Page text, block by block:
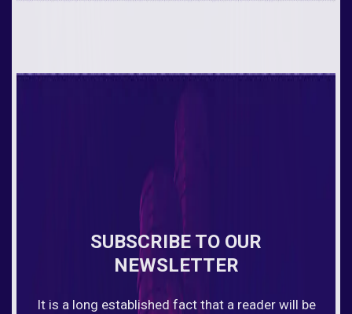
SUBSCRIBE TO OUR
NEWSLETTER
It is a long established fact that a reader will be